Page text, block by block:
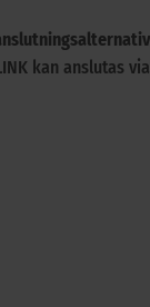
kan anslutas